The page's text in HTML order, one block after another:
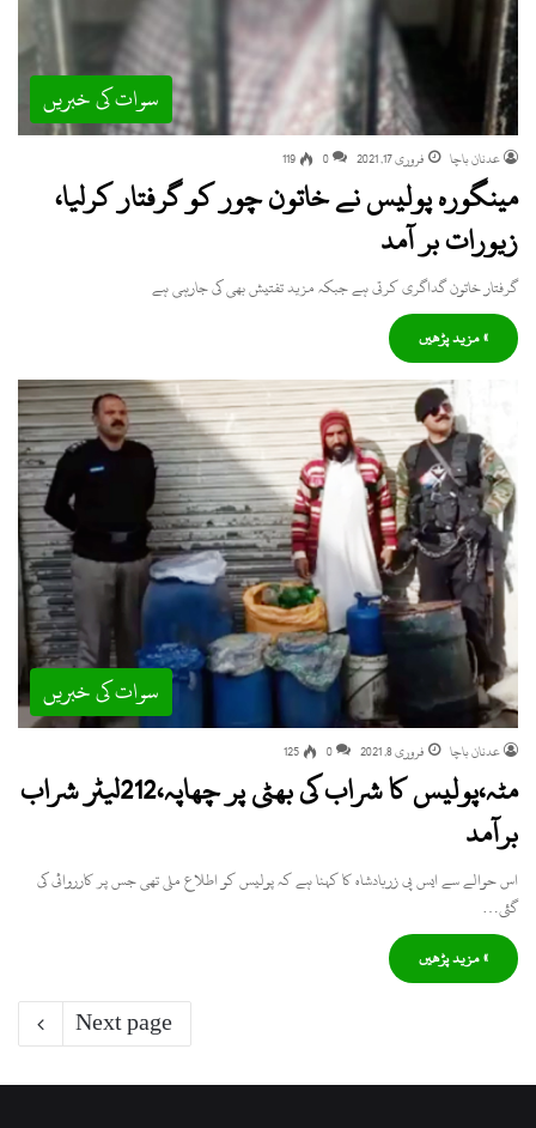
سوات کی خبریں
عدنان باچا فروری 17, 2021 0
119
مینگورہ پولیس نے خاتون چور کو گرفتار کرلیا،
زیورات بر آمد
گرفتار خاتون گداگری کرتی ہے جبکہ مزید تفتیش بھی کی جارہی ہے
» مزید پڑھیں
سوات کی خبریں
عدنان باچا فروری 8, 2021 0
125
مٹہ،پولیس کا شراب کی بھٹی پر چھاپہ،212لیٹر شراب
برآمد
اس حوالے سے ایس پی زربادشاہ کا کہنا ہے کہ پولیس کو اطلاع ملی تھی جس پر کارروائی کی
گئی…
» مزید پڑھیں
Next page